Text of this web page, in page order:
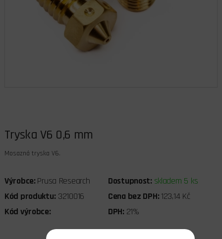
Tryska V6 0,6 mm
Mosazná tryska V6.
Výrobce: Prusa Research Dostupnost: skladem 5 ks
Kód produktu: 3210016 Cena bez DPH:123,14 Kč
Kód výrobce:
DPH: 21%